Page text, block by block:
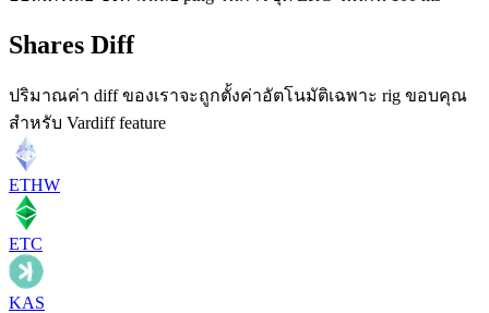
Shares Diff
ปริมาณค่า diff ของเราจะถูกตั้งค่าอัตโนมัติเฉพาะ rig ขอบคุณ
สำหรับ Vardiff feature
ETHW
ETC
KAS